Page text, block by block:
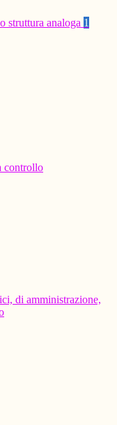
struttura analoga 1
controllo
di amministrazione,